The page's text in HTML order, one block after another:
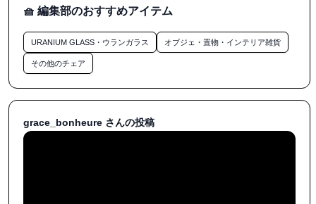
キラキラしてた
楽しかったな
(可愛いが好きな方 良かったらストーリーも見てください🐸)
みんなも蚤の市へ行こう〜
・
🧸🧸🧸🧸🧸🧸🧸🧸🧸🧸🧸🧸
🧺 編集部のおすすめアイテム
URANIUM GLASS・ウランガラス オブジェ・置物・インテリア雑貨
その他のチェア
grace_bonheure さんの投稿